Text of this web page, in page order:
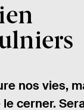
nos vies,
cerner.